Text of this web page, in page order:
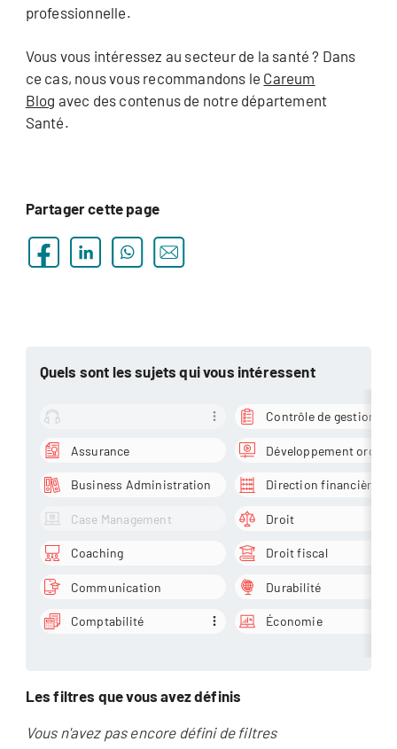
professionnelle.
Vous vous intéressez au secteur de la santé ? Dans
ce cas, nous vous recommandons le Careum
Blog avec des contenus de notre département
Santé.
Partager cette page
Quels sont les sujets qui vous intéressent
Assurance
Business Administration
Case Management
Coaching
Communication
Comptabilité
Contrôle de gestion
Direction financière
Droit
Droit fiscal
Durabilité
Économie
Les filtres que vous avez définis
Vous n'avez pas encore défini de filtres